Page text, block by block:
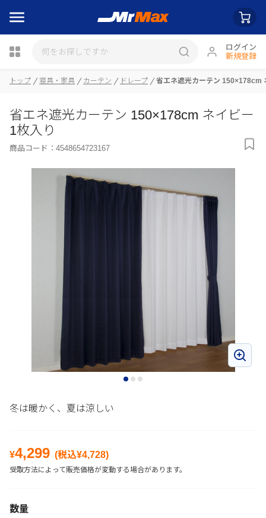
ログイン
新規登録
トップ 寝具・家具 カーテン ドレープ 省エネ遮光カーテン 150×178cm
省エネ遮光カーテン 150×178cm ネイビー
1枚入り
商品コード： 4548654723167
冬は暖かく、夏は涼しい
¥4,299 (税込¥4,728)
受取方法によって販売価格が変動する場合があります。
数量